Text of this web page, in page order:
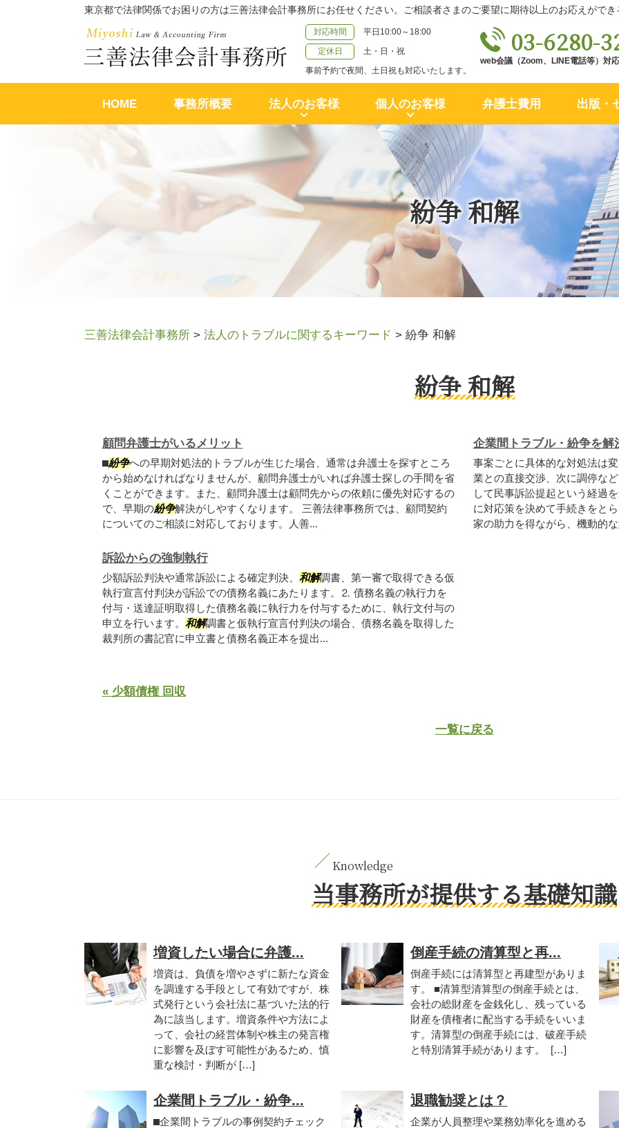
紛争 和解
東京都で法律関係でお困りの方は三善法律会計事務所にお任せください。ご相談者さまのご要望に期待以上のお応えができ
対応時間
平日10:00～18:00
定休日
土・日・祝
事前予約で夜間、土日祝も対応いたします。
03-6280-
web会議（Zoom、LINE電話等）対応
HOME 事務所概要 法人のお客様 個人のお客様 弁護士費用 出版・
三善法律会計事務所 > 法人のトラブルに関するキーワード > 紛争 和解
紛争 和解
顧問弁護士がいるメリット
⬛︎紛争への早期対処法的トラブルが生じた場合、通常は弁護士を探すところ
から始めなければなりませんが、顧問弁護士がいれば弁護士探しの手間を省
くことができます。また、顧問弁護士は顧問先からの依頼に優先対応するの
で、早期の紛争解決がしやすくなります。 三善法律事務所では、顧問契約
についてのご相談に対応しております。人善...
企業間トラブル・紛争を解
事案ごとに具体的な対処法は
業との直接交渉、次に調停な
して民事訴訟提起という経過
に対応策を決めて手続きをと
家の助力を得ながら、機動的
訴訟からの強制執行
少額訴訟判決や通常訴訟による確定判決、 和解調書、第一審で取得できる仮
執行宣言付判決が訴訟での債務名義にあたります。⒉ 債務名義の執行力を
付与・送達証明取得した債務名義に執行力を付与するために、執行文付与の
申立を行います。 和解調書と仮執行宣言付判決の場合、債務名義を取得した
裁判所の書記官に申立書と債務名義正本を提出...
« 少額債権 回収
一覧に戻る
当事務所が提供する基礎知識
増資したい場合に弁護...
増資は、負債を増やさずに新たな資金
を調達する手段として有効ですが、株
式発行という会社法に基づいた法的行
為に該当します。増資条件や方法によ
って、会社の経営体制や株主の発言権
に影響を及ぼす可能性があるため、慎
重な検討・判断が […]
倒産手続の清算型と再...
倒産手続には清算型と再建型がありま
す。 ■清算型清算型の倒産手続とは、
会社の総財産を金銭化し、残っている
財産を債権者に配当する手続をいいま
す。清算型の倒産手続には、破産手続
と特別清算手続があります。 […]
企業間トラブル・紛争...
⬛︎企業間トラブルの事例契約チェック
退職勧奨とは？
企業が人員整理や業務効率化を進める